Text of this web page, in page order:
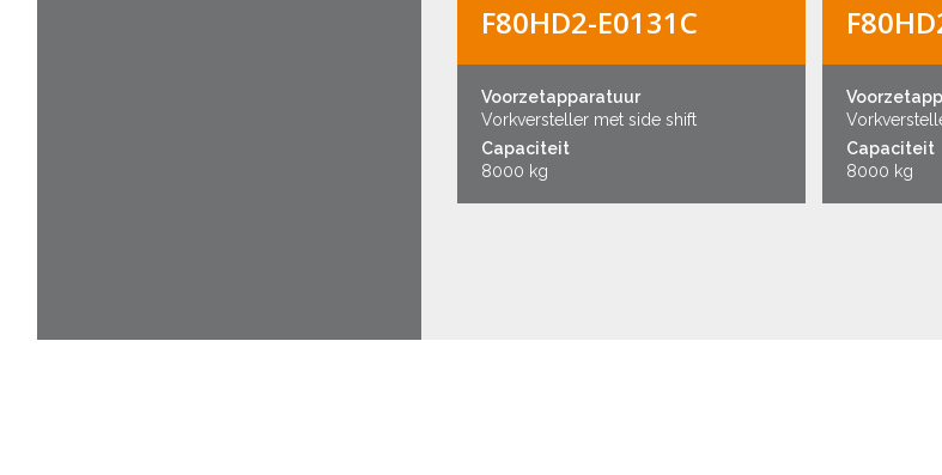
F80HD2-E0131C
Voorzetapparatuur
Vorkversteller met side shift
Capaciteit
8000 kg
Capaciteit
8000 kg